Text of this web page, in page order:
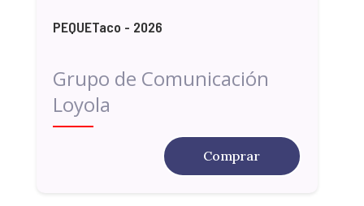
PEQUETaco - 2026
Grupo de Comunicación
Loyola
Comprar